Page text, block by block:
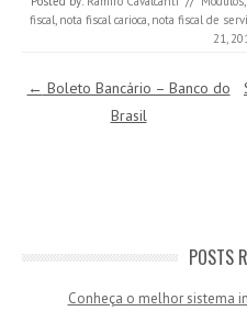
fiscal nota fiscal carioca nota fiscal de
21,
Post navigation
← Boleto Bancário – Banco do
Brasil
POSTS
Conheça o melhor sistema